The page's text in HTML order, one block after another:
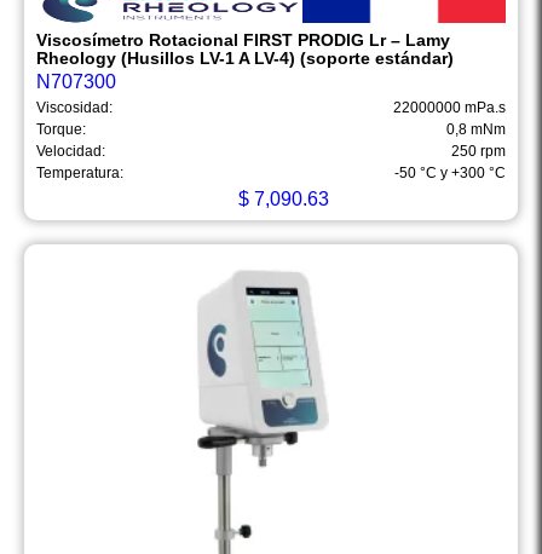
Viscosímetro Rotacional FIRST PRODIG Lr – Lamy
Rheology (Husillos LV-1 A LV-4) (soporte estándar)
N707300
Viscosidad:
22000000 mPa.s
Torque:
0,8 mNm
Velocidad:
250 rpm
Temperatura:
-50 °C y +300 °C
$7,090.63